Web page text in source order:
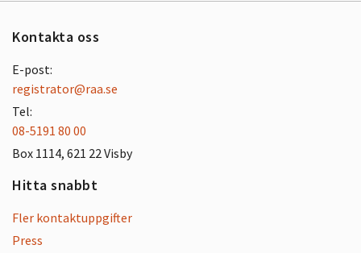
Kontakta oss
E-post:
registrator@raa.se
Tel:
08-5191 80 00
Box 1114, 621 22 Visby
Hitta snabbt
Fler kontaktuppgifter
Press